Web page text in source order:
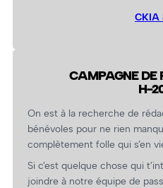
CKIA
CAMPAGNE DE
H-
On est à la recherche de
bénévoles pour ne rien
complètement folle qui s’en
Si c’est quelque chose qui
joindre à notre équipe de